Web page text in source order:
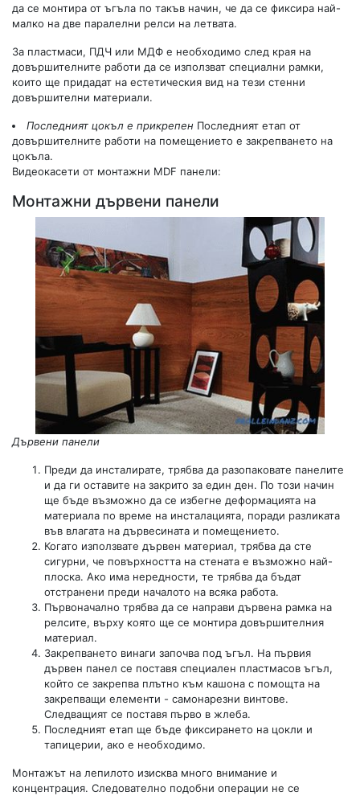
да се монтира от ъгъла по такъв начин, че да се фиксира най-
малко на две паралелни релси на летвата.
За пластмаси, ПДЧ или МДФ е необходимо след края на
довършителните работи да се използват специални рамки,
които ще придадат на естетическия вид на тези стенни
довършителни материали.
Последният цокъл е прикрепен Последният етап от
довършителните работи на помещението е закрепването на
цокъла.
Видеокасети от монтажни MDF панели:
Монтажни дървени панели
Дървени панели
Преди да инсталирате, трябва да разопаковате панелите
и да ги оставите на закрито за един ден. По този начин
ще бъде възможно да се избегне деформацията на
материала по време на инсталацията, поради разликата
във влагата на дървесината и помещението.
Когато използвате дървен материал, трябва да сте
сигурни, че повърхността на стената е възможно най-
плоска. Ако има нередности, те трябва да бъдат
отстранени преди началото на всяка работа.
Първоначално трябва да се направи дървена рамка на
релсите, върху която ще се монтира довършителния
материал.
Закрепването винаги започва под ъгъл. На първия
дървен панел се поставя специален пластмасов ъгъл,
който се закрепва плътно към кашона с помощта на
закрепващи елементи - самонарезни винтове.
Следващият се поставя първо в жлеба.
Последният етап ще бъде фиксирането на цокли и
тапицерии, ако е необходимо.
Монтажът на лепилото изисква много внимание и
концентрация. Следователно подобни операции не се